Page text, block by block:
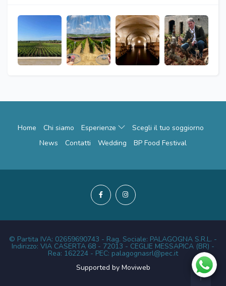
Home Chi siamo Esperienze
Scegli il tuo soggiorno
News
Contatti Wedding BP Food Festival
© Partita IVA: 02659690743 - Rag. Sociale: PALAGOGNA S.R.L. -
Indirizzo: VIA CASERTA 68 - 72013 - CEGLIE MESSAPICA (BR) -
Rea: 162224 - PEC: palagognasrl@pec.it
Supported by Moviweb